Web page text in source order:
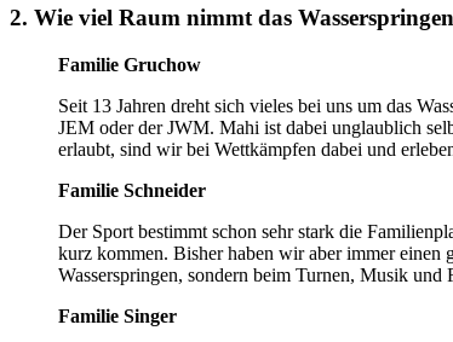
2. Wie viel Raum nimmt das
Familie Gruchow
Seit 13 Jahren dreht sich vieles bei uns um das
JEM oder der JWM. Mahi ist dabei unglaublich
erlaubt, sind wir bei Wettkämpfen dabei und
Familie Schneider
Der Sport bestimmt schon sehr stark die
kurz kommen. Bisher haben wir aber immer
Wasserspringen, sondern beim Turnen, Musik und
Familie Singer